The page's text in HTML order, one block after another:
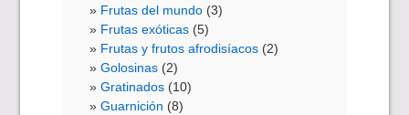
Frutas del mundo (3)
Frutas exóticas (5)
Frutas y frutos afrodisíacos (2)
Golosinas (2)
Gratinados (10)
Guarnición (8)